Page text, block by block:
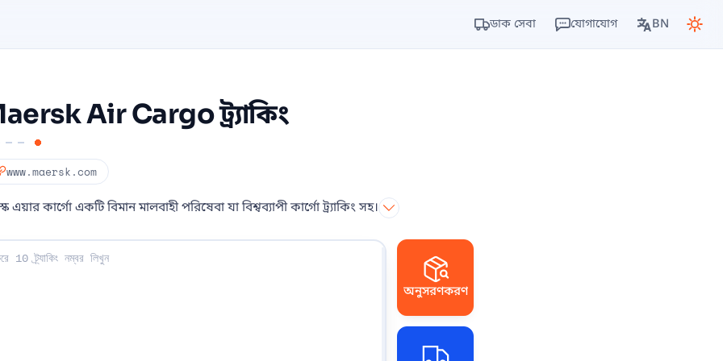
ডাক সেবা যোগাযোগ BN
Air Cargo ট্র্যাকিং
www.maersk.com
এয়ার কার্গো একটি বিমান মালবাহী পরিষেবা যা বিশ্বব্যাপী কার্গো ট্র্যাকিং সহ।
অনুসরণকরণ